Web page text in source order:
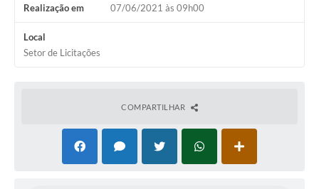
Vigilância em Saúde
Creche Municipal
Plano Diretor
Orientações COVID-19
Realização em 07/06/2021 às 09h00
Local
Setor de Licitações
COMPARTILHAR